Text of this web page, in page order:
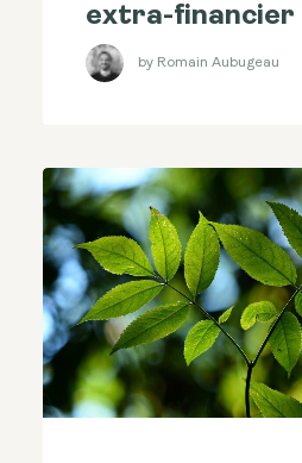
extra-financier
by Romain Aubugeau